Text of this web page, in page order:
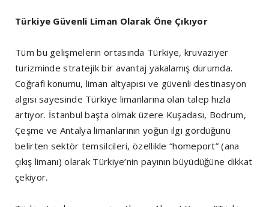
Türkiye Güvenli Liman Olarak Öne Çıkıyor
Tüm bu gelişmelerin ortasında Türkiye, kruvaziyer
turizminde stratejik bir avantaj yakalamış durumda.
Coğrafi konumu, liman altyapısı ve güvenli destinasyon
algısı sayesinde Türkiye limanlarına olan talep hızla
artıyor. İstanbul başta olmak üzere Kuşadası, Bodrum,
Çeşme ve Antalya limanlarının yoğun ilgi gördüğünü
belirten sektör temsilcileri, özellikle “homeport” (ana
çıkış limanı) olarak Türkiye’nin payının büyüdüğüne dikkat
çekiyor.